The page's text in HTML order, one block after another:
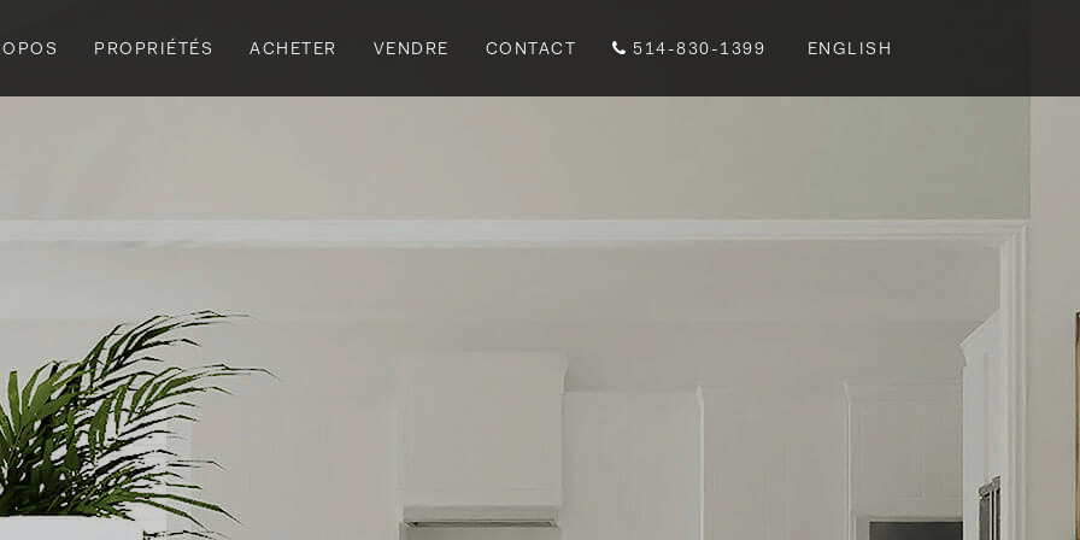
PROPRIÉTÉS ACHETER VENDRE CONTACT 514-830-1399 ENGLISH